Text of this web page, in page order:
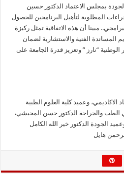
بمجلس الاعتماد الدكتور حسين
المطلوبة لتأهيل البرنامجين للحصول
مبينا أن هذه الاتفاقية تمثل ركيزة
المساندة الفنية والاستشارية لضمان
الوطنية “نارز ” وتعزيز قدرة الجامعة على
وعميد كلية العلوم الطبية
الطب والجراحة الدكتور حسن المحبشي،
الجودة الدكتور خير الله الكامل
هايل